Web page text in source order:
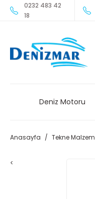
0232 483 42
18
Deniz Motoru
Anasayfa Tekne
<